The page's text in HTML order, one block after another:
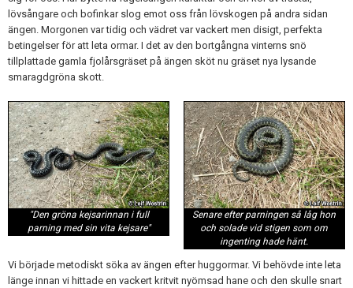
lövsångare och bofinkar slog emot oss från lövskogen på andra sidan
ängen. Morgonen var tidig och vädret var vackert men disigt, perfekta
betingelser för att leta ormar. I det av den bortgångna vinterns snö
tillplattade gamla fjolårsgräset på ängen sköt nu gräset nya lysande
smaragdgröna skott.
"Den gröna kejsarinnan i full
parning med sin vita kejsare"
Senare efter parningen så låg hon
och solade vid stigen som om
ingenting hade hänt.
Vi började metodiskt söka av ängen efter huggormar. Vi behövde inte leta
länge innan vi hittade en vackert kritvit nyömsad hane och den skulle snart